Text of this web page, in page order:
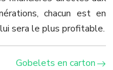
chacun est en
sera le plus profitable.
Gobelets en carton